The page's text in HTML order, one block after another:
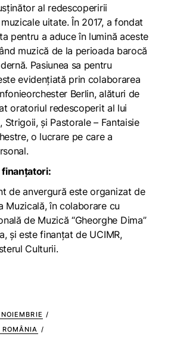
al redescoperirii
uitate. În 2017, a fondat
pentru a aduce în lumină aceste
muzică de la perioada barocă
Pasiunea sa pentru
evidențiată prin colaborarea
Berlin, alături de
oratoriul redescoperit al lui
Strigoii, și Pastorale – Fantaisie
, o lucrare pe care a
de anvergură este organizat de
Muzicală, în colaborare cu
de Muzică “Gheorghe Dima”
și este finanțat de UCIMR,
Culturii.
/
/